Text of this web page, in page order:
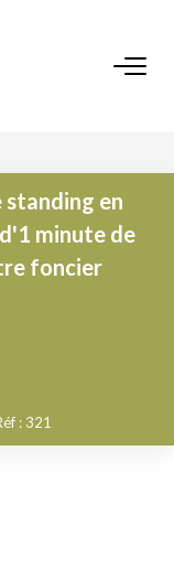
en
minute de
foncier
: 321